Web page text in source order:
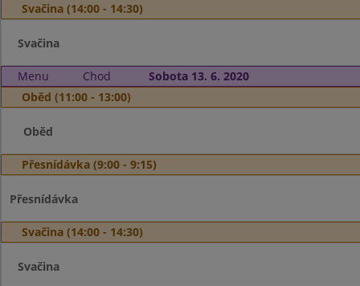
Svačina (14:00 - 14:30)
Svačina
Menu Chod
Sobota 13. 6. 2020
Oběd (11:00 - 13:00)
Oběd
Přesnídávka (9:00 - 9:15)
Přesnídávka
Svačina (14:00 - 14:30)
Svačina